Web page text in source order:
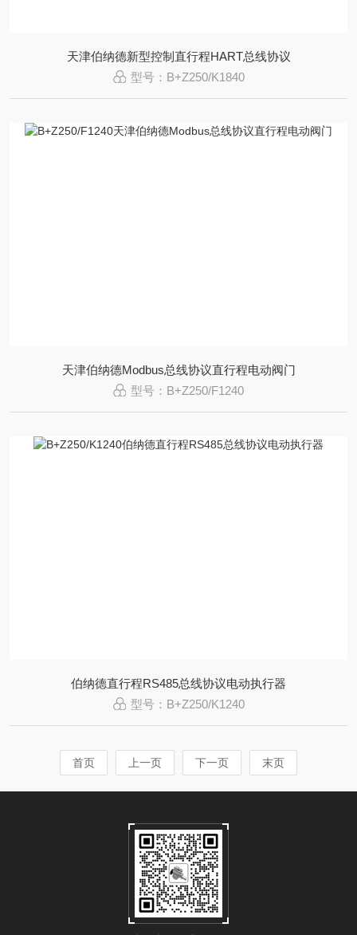
天津伯纳德新型控制直行程HART总线协议
型号：B+Z250/K1840
天津伯纳德Modbus总线协议直行程电动阀门
型号：B+Z250/F1240
伯纳德直行程RS485总线协议电动执行器
型号：B+Z250/K1240
首页 上一页 下一页 末页